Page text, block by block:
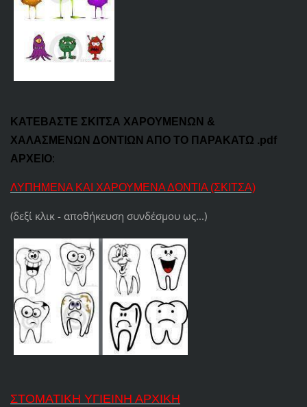
ΚΑΤΕΒΑΣΤΕ ΣΚΙΤΣΑ ΧΑΡΟΥΜΕΝΩΝ &
ΧΑΛΑΣΜΕΝΩΝ ΔΟΝΤΙΩΝ ΑΠΟ ΤΟ ΠΑΡΑΚΑΤΩ .pdf
ΑΡΧΕΙΟ:
ΛΥΠΗΜΕΝΑ ΚΑΙ ΧΑΡΟΥΜΕΝΑ ΔΟΝΤΙΑ (ΣΚΙΤΣΑ)
(δεξί κλικ - αποθήκευση συνδέσμου ως...)
ΣΤΟΜΑΤΙΚΗ ΥΓΙΕΙΝΗ ΑΡΧΙΚΗ